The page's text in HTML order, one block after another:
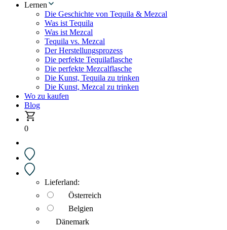
Lernen
Die Geschichte von Tequila & Mezcal
Was ist Tequila
Was ist Mezcal
Tequila vs. Mezcal
Der Herstellungsprozess
Die perfekte Tequilaflasche
Die perfekte Mezcalflasche
Die Kunst, Tequila zu trinken
Die Kunst, Mezcal zu trinken
Wo zu kaufen
Blog
0
Lieferland:
Österreich
Belgien
Dänemark